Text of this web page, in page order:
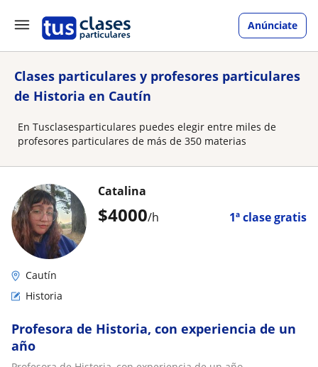
Anúnciate
Clases particulares y profesores particulares
de Historia en Cautín
En Tusclasesparticulares puedes elegir entre miles de
profesores particulares de más de 350 materias
$4000/h 1ª clase gratis
Catalina
Cautín
Historia
Profesora de Historia, con experiencia de un
año